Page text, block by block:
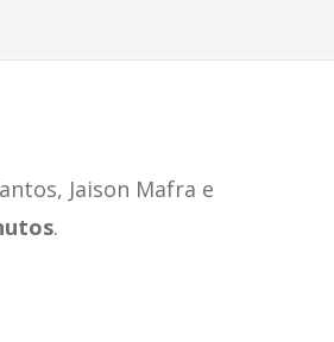
Jaison Mafra e
.